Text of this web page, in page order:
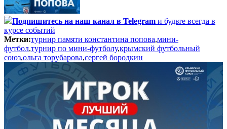
Подпишитесь на наш канал в Telegram и будьте всегда в
курсе событий
Метки:турнир памяти константина попова,мини-
футбол,турнир по мини-футболу,крымский футбольный
союз,ольга торубарова,сергей бородкин